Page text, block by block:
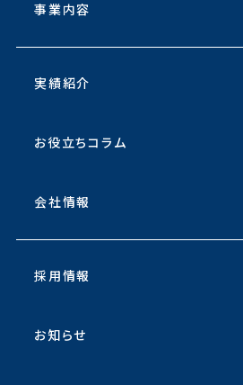
事業内容
実績紹介
お役立ちコラム
会社情報
採用情報
お知らせ